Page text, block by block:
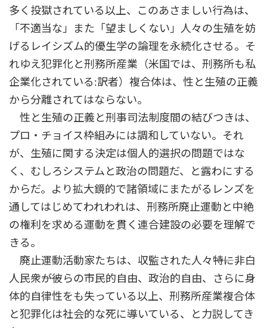
多く投獄されている以上、このあさましい行為は、
「不適当な」また「望ましくない」人々の生殖を妨
げるレイシズム的優生学の論理を永続化させる。そ
れゆえ犯罪化と刑務所産業（米国では、刑務所も私
企業化されている:訳者）複合体は、性と生殖の正義
から分離されてはならない。
性と生殖の正義と刑事司法制度間の結びつきは、
プロ・チョイス枠組みには調和していない。それ
が、生殖に関する決定は個人的選択の問題ではな
く、むしろシステムと政治の問題だ、と露わにする
からだ。より拡大鏡的で諸領域にまたがるレンズを
通してはじめてわれわれは、刑務所廃止運動と中絶
の権利を求める運動を貫く連合建設の必要を理解で
きる。
廃止運動活動家たちは、収監された人々――特に非白
人民衆――が彼らの市民的自由、政治的自由、さらに身
体的自律性をも失っている以上、刑務所産業複合体
と犯罪化は社会的な死に導いている、と力説してき